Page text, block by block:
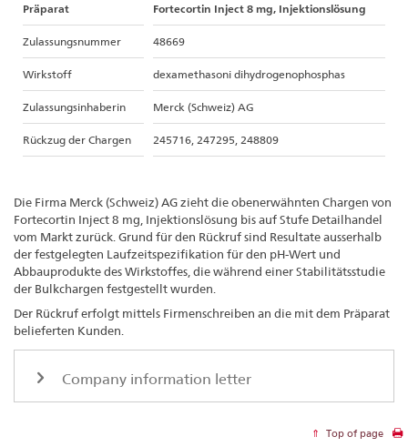
Präparat Fortecortin Inject 8 mg, Injektionslösung
Zulassungsnummer 48669
Wirkstoff dexamethasoni dihydrogenophosphas
Zulassungsinhaberin Merck (Schweiz) AG
Rückzug der Chargen 245716, 247295, 248809
Die Firma Merck (Schweiz) AG zieht die obenerwähnten Chargen von
Fortecortin Inject 8 mg, Injektionslösung bis auf Stufe Detailhandel
vom Markt zurück. Grund für den Rückruf sind Resultate ausserhalb
der festgelegten Laufzeitspezifikation für den pH-Wert und
Abbauprodukte des Wirkstoffes, die während einer Stabilitätsstudie
der Bulkchargen festgestellt wurden.
Der Rückruf erfolgt mittels Firmenschreiben an die mit dem Präparat
belieferten Kunden.
Company information letter
Top of page